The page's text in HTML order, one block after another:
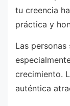
tu creencia
práctica y
Las
crecimiento.
auténtica